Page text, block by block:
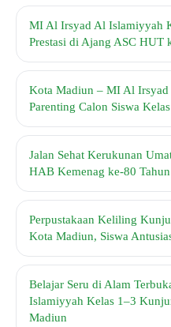
MI Al Irsyad Al Islamiyyah
Prestasi di Ajang ASC HUT
Kota Madiun – MI Al
Parenting Calon Siswa Kelas
Jalan Sehat Kerukunan
HAB Kemenag ke-80
Perpustakaan Keliling
Kota Madiun, Siswa
Belajar Seru di Alam
Islamiyyah Kelas 1–3
Madiun